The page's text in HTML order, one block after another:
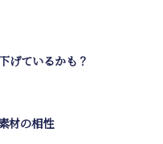
げているかも？
材の相性